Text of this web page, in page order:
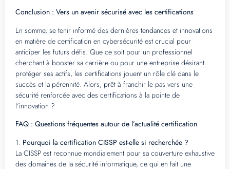
Conclusion : Vers un avenir sécurisé avec les certifications
En somme, se tenir informé des dernières tendances et innovations
en matière de certification en cybersécurité est crucial pour
anticiper les futurs défis. Que ce soit pour un professionnel
cherchant à booster sa carrière ou pour une entreprise désirant
protéger ses actifs, les certifications jouent un rôle clé dans le
succès et la pérennité. Alors, prêt à franchir le pas vers une
sécurité renforcée avec des certifications à la pointe de
l’innovation ?
FAQ : Questions fréquentes autour de l’actualité certification
1. Pourquoi la certification CISSP est-elle si recherchée ?
La CISSP est reconnue mondialement pour sa couverture exhaustive
des domaines de la sécurité informatique, ce qui en fait une